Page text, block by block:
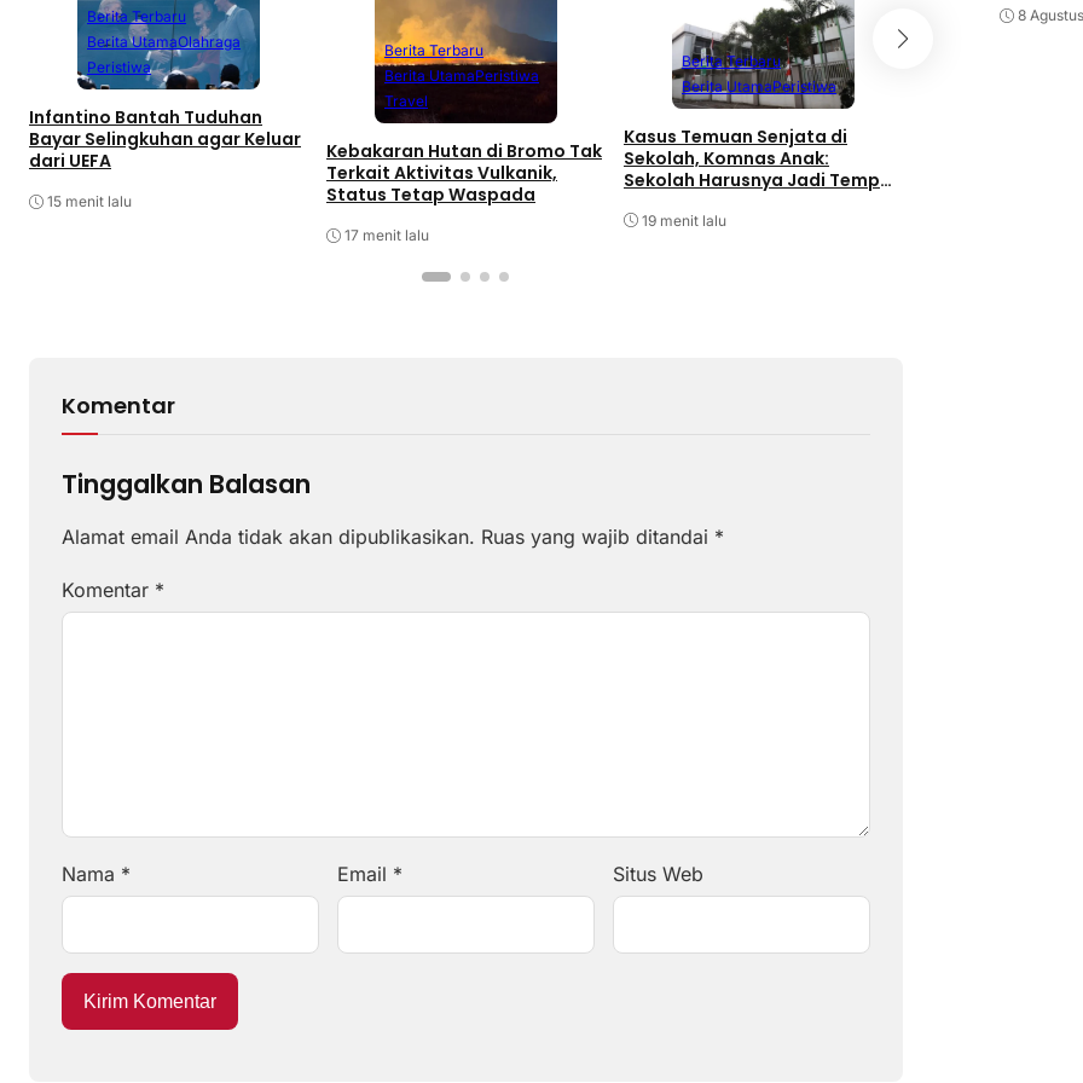
Berita Terbaru
Berita UtamaOlahraga
Peristiwa
Infantino Bantah Tuduhan
Bayar Selingkuhan agar Keluar
dari UEFA
15 menit lalu
Berita Terbaru
Berita UtamaPeristiwa
Travel
Kebakaran Hutan di Bromo Tak
Terkait Aktivitas Vulkanik,
Status Tetap Waspada
17 menit lalu
Berita Terbaru
Berita UtamaPeristiwa
Kasus Temuan Senjata di
Sekolah, Komnas Anak:
Sekolah Harusnya Jadi Tempat
19 menit lalu
Komentar
Tinggalkan Balasan
Alamat email Anda tidak akan dipublikasikan. Ruas yang wajib ditandai *
Komentar *
Nama * Email * Situs Web
8